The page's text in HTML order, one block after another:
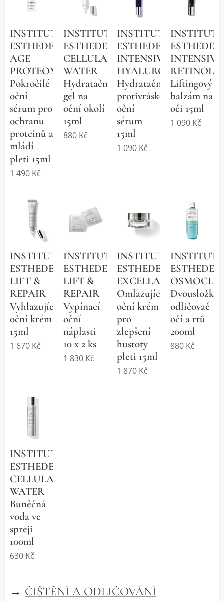
INSTITUT
ESTHEDERM
AGE
PROTEOM™
Pokročilé
oční
sérum pro
ochranu
proteinů a
mládí
pleti 15ml
1 490 Kč
INSTITUT
ESTHEDERM
CELLULAR
WATER
Hydratační
gel na
oční okolí
15ml
880 Kč
INSTITUT
ESTHEDERM
INTENSIVE
HYALURONIC+
Hydratační
protivráskové
oční
sérum
15ml
1 090 Kč
INSTITUT
INTENSIVE
RETINOL
Liftingový
balzám na
oči 15ml
1 090 Kč
INSTITUT
ESTHEDERM
LIFT &
REPAIR
Vyhlazující
oční krém
15ml
1 670 Kč
INSTITUT
ESTHEDERM
LIFT &
REPAIR
Vypínací
oční
náplasti
10 x 2 ks
1 830 Kč
INSTITUT
ESTHEDERM
EXCELLAGEᴺᵀ
Omlazující
oční krém
pro
zlepšení
hustoty
pleti 15ml
1 870 Kč
INSTITUT
odličovač
očí a rtů
200ml
880 Kč
INSTITUT
ESTHEDERM
CELLULAR
WATER
Buněčná
voda ve
spreji
100ml
630 Kč
→ ČIŠTĚNÍ A ODLIČOVÁNÍ